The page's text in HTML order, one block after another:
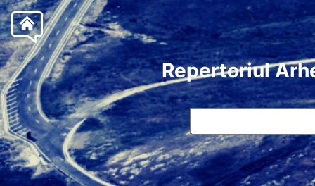
Repertoriul